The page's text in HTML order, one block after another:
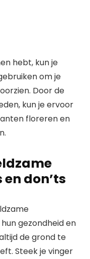
hebt, kun je
om je
Door de
kun je ervoor
floreren en
don’ts
gezondheid en
de grond te
Steek je vinger